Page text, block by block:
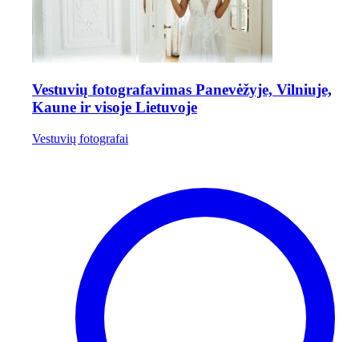
Vestuvių fotografavimas Panevėžyje, Vilniuje,
Kaune ir visoje Lietuvoje
Vestuvių fotografai